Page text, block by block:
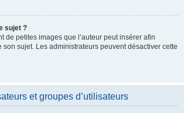
sujet ?
de petites images que l’auteur peut insérer afin
son sujet. Les administrateurs peuvent désactiver cette
et groupes d’utilisateurs